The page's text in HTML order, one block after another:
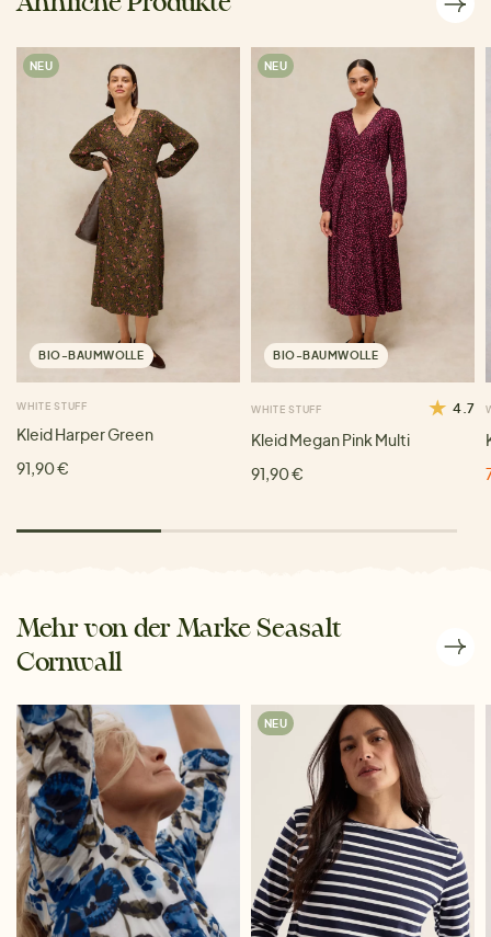
NEU
BIO-BAUMWOLLE
WHITE STUFF
Kleid Harper Green
91,90 €
NEU
BIO-BAUMWOLLE
WHITE STUFF 4.7
Kleid Megan Pink Multi
91,90 €
Mehr von der Marke Seasalt
Cornwall
NEU